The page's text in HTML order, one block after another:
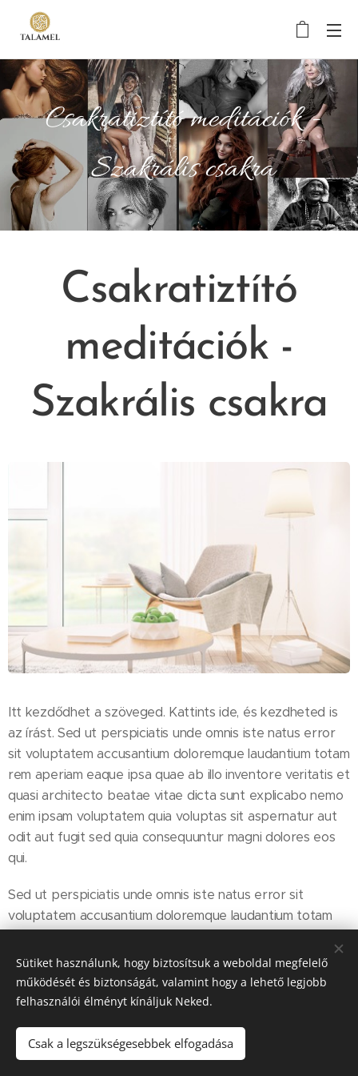
Csakratiztító meditációk -
Szakrális csakra
Csakratiztító
meditációk -
Szakrális csakra
Itt kezdődhet a szöveged. Kattints ide, és kezdheted is
az írást. Sed ut perspiciatis unde omnis iste natus error
sit voluptatem accusantium doloremque laudantium totam
rem aperiam eaque ipsa quae ab illo inventore veritatis et
quasi architecto beatae vitae dicta sunt explicabo nemo
enim ipsam voluptatem quia voluptas sit aspernatur aut
odit aut fugit sed quia consequuntur magni dolores eos
qui.
Sed ut perspiciatis unde omnis iste natus error sit
voluptatem accusantium doloremque laudantium totam
quasi architecto beatae vitae dicta sunt explicabo nemo
enim ipsam voluptatem quia voluptas sit aspernatur aut
odit aut fugit sed quia consequuntur magni.
Sütiket használunk, hogy biztosítsuk a weboldal megfelelő
működését és biztonságát, valamint hogy a lehető legjobb
felhasználói élményt kínáljuk Neked.
Csak a legszükségesebbek elfogadása